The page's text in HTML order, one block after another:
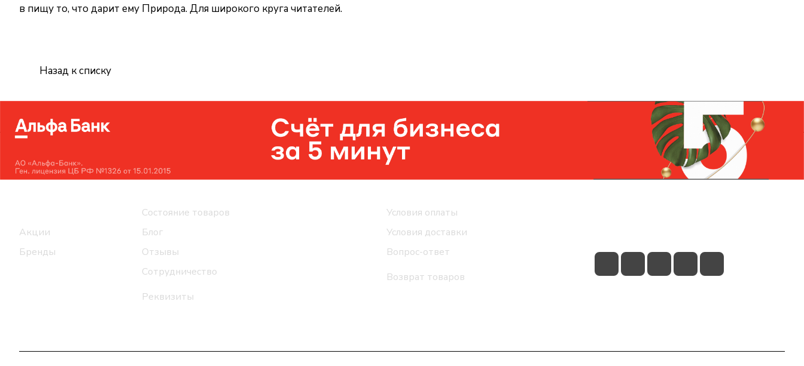
в пищу то, что дарит ему Природа. Для широкого круга читателей.
Назад к списку
Акции
Бренды
Состояние товаров
Блог
Отзывы
Сотрудничество
Реквизиты
Условия оплаты
Условия доставки
Вопрос-ответ
Возврат товаров